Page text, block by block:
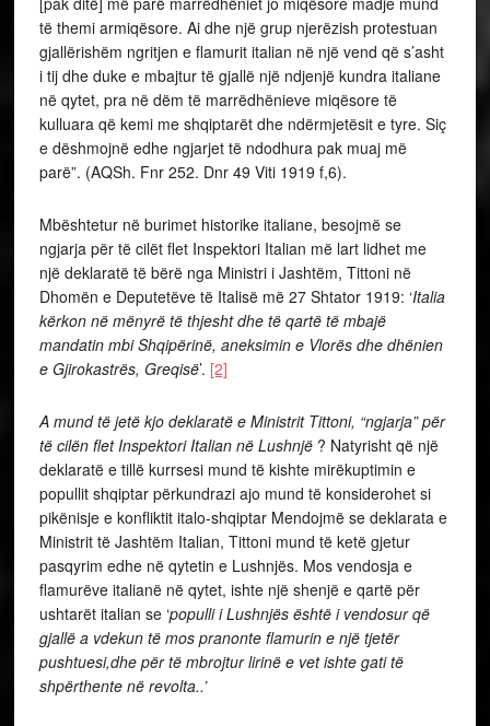
të themi armiqësore. Ai dhe një grup njerëzish protestuan
gjallërishëm ngritjen e flamurit italian në një vend që s’asht
i tij dhe duke e mbajtur të gjallë një ndjenjë kundra italiane
në qytet, pra në dëm të marrëdhënieve miqësore të
kulluara që kemi me shqiptarët dhe ndërmjetësit e tyre. Siç
e dëshmojnë edhe ngjarjet të ndodhura pak muaj më
parë”. (AQSh. Fnr 252. Dnr 49 Viti 1919 f,6).
Mbështetur në burimet historike italiane, besojmë se
ngjarja për të cilët flet Inspektori Italian më lart lidhet me
një deklaratë të bërë nga Ministri i Jashtëm, Tittoni në
Dhomën e Deputetëve të Italisë më 27 Shtator 1919: ‘Italia
kërkon në mënyrë të thjesht dhe të qartë të mbajë
mandatin mbi Shqipërinë, aneksimin e Vlorës dhe dhënien
e Gjirokastrës, Greqisë’. [2]
A mund të jetë kjo deklaratë e Ministrit Tittoni, “ngjarja” për
të cilën flet Inspektori Italian në Lushnjë ? Natyrisht që një
deklaratë e tillë kurrsesi mund të kishte mirëkuptimin e
popullit shqiptar përkundrazi ajo mund të konsiderohet si
pikënisje e konfliktit italo-shqiptar Mendojmë se deklarata e
Ministrit të Jashtëm Italian, Tittoni mund të ketë gjetur
pasqyrim edhe në qytetin e Lushnjës. Mos vendosja e
flamurëve italianë në qytet, ishte një shenjë e qartë për
ushtarët italian se ‘populli i Lushnjës është i vendosur që
gjallë a vdekun të mos pranonte flamurin e një tjetër
pushtuesi,dhe për të mbrojtur lirinë e vet ishte gati të
shpërthente në revolta..’